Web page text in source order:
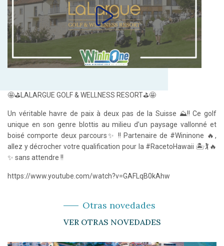
🤩⛳LALARGUE GOLF & WELLNESS RESORT⛳🤩
Un véritable havre de paix à deux pas de la Suisse ⛰!! Ce golf
unique en son genre blottis au milieu d’un paysage vallonné et
boisé comporte deux parcours✨ !! Partenaire de #Wininone 🔥,
allez y décrocher votre qualification pour la #RacetoHawaii 🏝🏌🔥
✨ sans attendre !!
https://www.youtube.com/watch?v=GAFLqB0kAhw
Otras novedades
VER OTRAS NOVEDADES